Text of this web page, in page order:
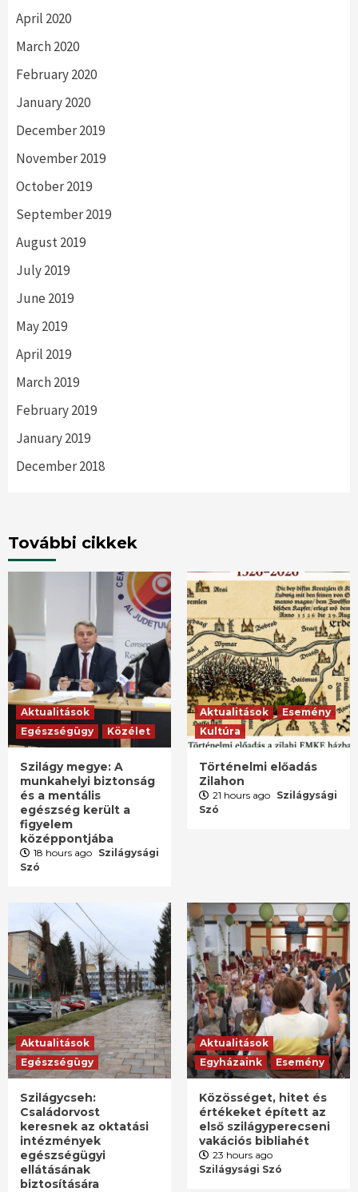
April 2020
March 2020
February 2020
January 2020
December 2019
November 2019
October 2019
September 2019
August 2019
July 2019
June 2019
May 2019
April 2019
March 2019
February 2019
January 2019
December 2018
További cikkek
Aktualitások
Egészségügy
Közélet
Szilágy megye: A
munkahelyi biztonság
és a mentális
egészség került a
figyelem
középpontjába
18 hours ago Szilágysági
Szó
Aktualitások
Esemény
Kultúra
Történelmi előadás
Zilahon
21 hours ago Szilágysági
Szó
Aktualitások
Egészségügy
Szilágycseh:
Családorvost
keresnek az oktatási
intézmények
egészségügyi
ellátásának
biztosítására
Aktualitások
Egyházaink
Esemény
Közösséget, hitet és
értékeket épített az
első szilágyperecseni
vakációs bibliahét
23 hours ago
Szilágysági Szó